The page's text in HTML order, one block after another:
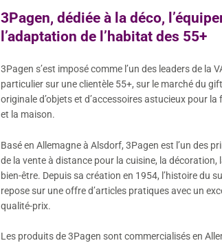
3Pagen, dédiée à la déco,
l’adaptation de l’habitat des 55+
3Pagen s’est imposé comme l’un des leaders de la
particulier sur une clientèle 55+, sur le marché du
originale d’objets et d’accessoires astucieux pour la
et la maison.
Basé en Allemagne à Alsdorf, 3Pagen est l’un des
de la vente à distance pour la cuisine, la décoration,
bien-être. Depuis sa création en 1954, l’histoire du
repose sur une offre d’articles pratiques avec un
qualité-prix.
Les produits de 3Pagen sont commercialisés en